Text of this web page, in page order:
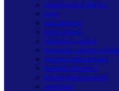
MANDAILING NATAL
NIAS
NIAS BARAT
NIAS UTARA
PADANG LAWAS
PADANG LAWAS
PADANGSIDIMPUAN
PAKPAK BHARAT
PEMATANGSIANTAR
SAMOSIR